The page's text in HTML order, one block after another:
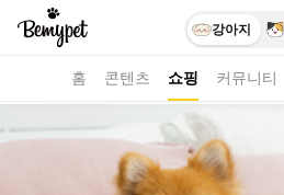
강아지
홈 콘텐츠 쇼핑 커뮤니티